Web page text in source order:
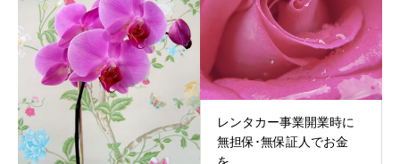
レンタカー事業開業時に
無担保･無保証人でお金